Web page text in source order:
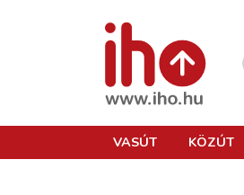
VASÚT KÖZÚT